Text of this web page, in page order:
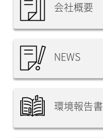
会社概要
NEWS
環境報告書